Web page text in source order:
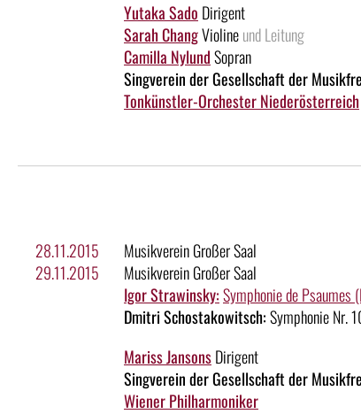
Yutaka Sado Dirigent
Sarah ChangViolineund Leitung
Camilla NylundSopran
Singverein der Gesellschaft der
Tonkünstler-Orchester Niederösterreich
28.11.2015
Musikverein Großer Saal
29.11.2015
Musikverein Großer Saal
Igor Strawinsky:Symphonie de Psaumes
Dmitri Schostakowitsch:Symphonie Nr.
Mariss JansonsDirigent
Singverein der Gesellschaft der
Wiener Philharmoniker